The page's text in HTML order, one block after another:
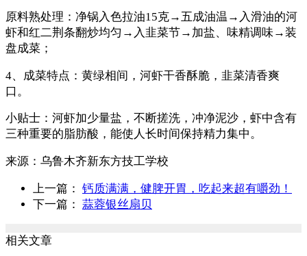
原料熟处理：净锅入色拉油15克→五成油温→入滑油的河
虾和红二荆条翻炒均匀→入韭菜节→加盐、味精调味→装
盘成菜；
4、成菜特点：黄绿相间，河虾干香酥脆，韭菜清香爽
口。
小贴士：河虾加少量盐，不断搓洗，冲净泥沙，虾中含有
三种重要的脂肪酸，能使人长时间保持精力集中。
来源： 乌鲁木齐新东方技工学校
上一篇： 钙质满满，健脾开胃，吃起来超有嚼劲！
下一篇： 蒜蓉银丝扇贝
相关文章